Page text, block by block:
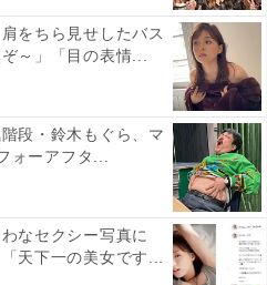
をちら見せしたバス
～」「目の表情...
段・鈴木もぐら、マ
ォーアフタ...
なセクシー写真に
天下一の美女です...